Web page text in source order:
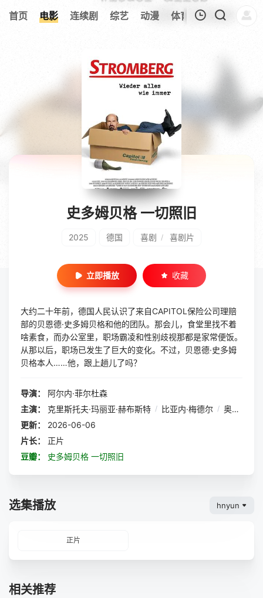
首页 电影 连续剧 综艺 动漫 体育 今日更新 热
暂无观看影片的记录
史多姆贝格 一切照旧
2025 德国 喜剧 / 喜剧片
立即播放 收藏
大约二十年前，德国人民认识了来自CAPITOL保险公司理赔
部的贝恩德·史多姆贝格和他的团队。那会儿，食堂里找不着
啥素食，而办公室里，职场霸凌和性别歧视那都是家常便饭。
从那以后，职场已发生了巨大的变化。不过，贝恩德·史多姆
贝格本人……他，跟上趟儿了吗？
导演：
阿尔内·菲尔杜森
主演：
克里斯托夫·玛丽亚·赫布斯特 / 比亚内·梅德尔 / 奥利弗·瓦努克
更新：
2026-06-06
片长：
正片
豆瓣：
史多姆贝格 一切照旧
选集播放 hnyun
正片
相关推荐